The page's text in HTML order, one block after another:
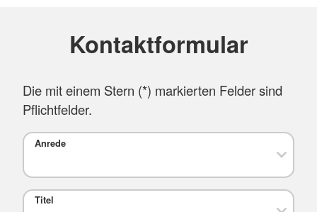
Kontaktformular
Die mit einem Stern (*) markierten Felder sind
Pflichtfelder.
Anrede
Titel